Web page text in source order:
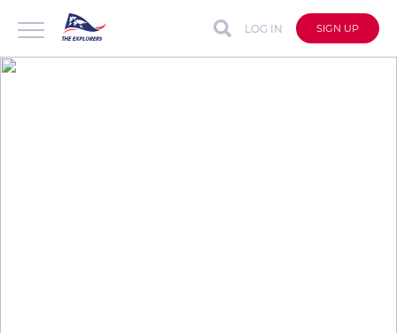
LOG IN SIGN UP